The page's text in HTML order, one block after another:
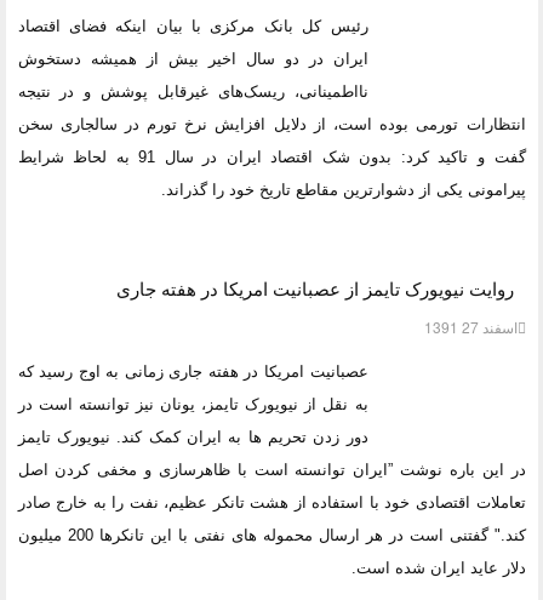
رئیس کل بانک مرکزی با بیان اینکه فضای اقتصاد
ایران در دو سال اخیر بیش از همیشه دستخوش
نااطمینانی، ریسک‌های غیرقابل پوشش و در نتیجه
انتظارات تورمی بوده است، از دلایل افزایش نرخ تورم در سالجاری سخن
گفت و تاکید کرد: بدون شک اقتصاد ایران در سال 91 به لحاظ شرایط
پیرامونی یکی از دشوارترین مقاطع تاریخ خود را گذراند.
روایت نیویورک تایمز از عصبانیت امریکا در هفته جاری
اسفند 27 1391
عصبانیت امریکا در هفته جاری زمانی به اوج رسید که
به نقل از نیویورک تایمز، یونان نیز توانسته است در
دور زدن تحریم ها به ایران کمک کند. نیویورک تایمز
در این باره نوشت ”ایران توانسته است با ظاهرسازی و مخفی کردن اصل
تعاملات اقتصادی خود با استفاده از هشت تانکر عظیم، نفت را به خارج صادر
کند." گفتنی است در هر ارسال محموله های نفتی با این تانکرها 200 میلیون
دلار عاید ایران شده است.